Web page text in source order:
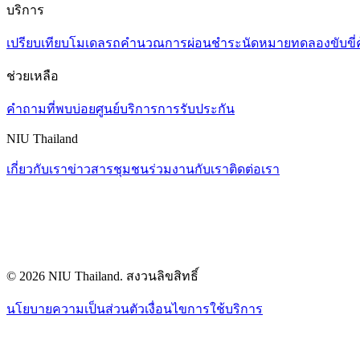
บริการ
เปรียบเทียบโมเดลรถคำนวณการผ่อนชำระนัดหมายทดลองขับขี่
ช่วยเหลือ
คำถามที่พบบ่อยศูนย์บริการการรับประกัน
NIU Thailand
เกี่ยวกับเราข่าวสารชุมชนร่วมงานกับเราติดต่อเรา
© 2026 NIU Thailand. สงวนลิขสิทธิ์
นโยบายความเป็นส่วนตัวเงื่อนไขการใช้บริการ